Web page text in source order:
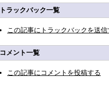
トラックバック一覧
この記事にトラックバックを送信
コメント一覧
この記事にコメントを投稿する